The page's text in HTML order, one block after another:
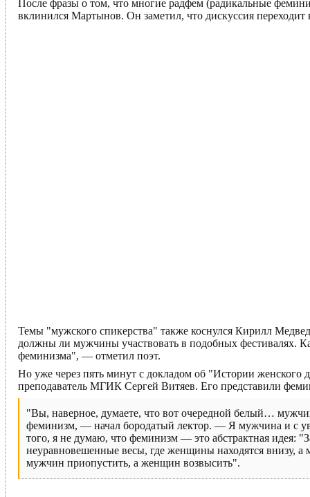
После фразы о том, что многие радфем (радикальные
вклинился Мартынов. Он заметил, что дискуссия
Темы "мужского спикерства" также коснулся Кирилл
должны ли мужчины участвовать в подобных фестивалях.
феминизма", — отметил поэт.
Но уже через пять минут с докладом об "Истории
преподаватель МГИК Сергей Витяев. Его представили
"Вы, наверное, думаете, что вот очередной белый…
феминизм, — начал бородатый лектор. — Я мужчина и с
того, я не думаю, что феминизм — это абстрактная идея:
неуравновешенные весы, где женщины находятся внизу,
мужчин приопустить, а женщин возвысить".